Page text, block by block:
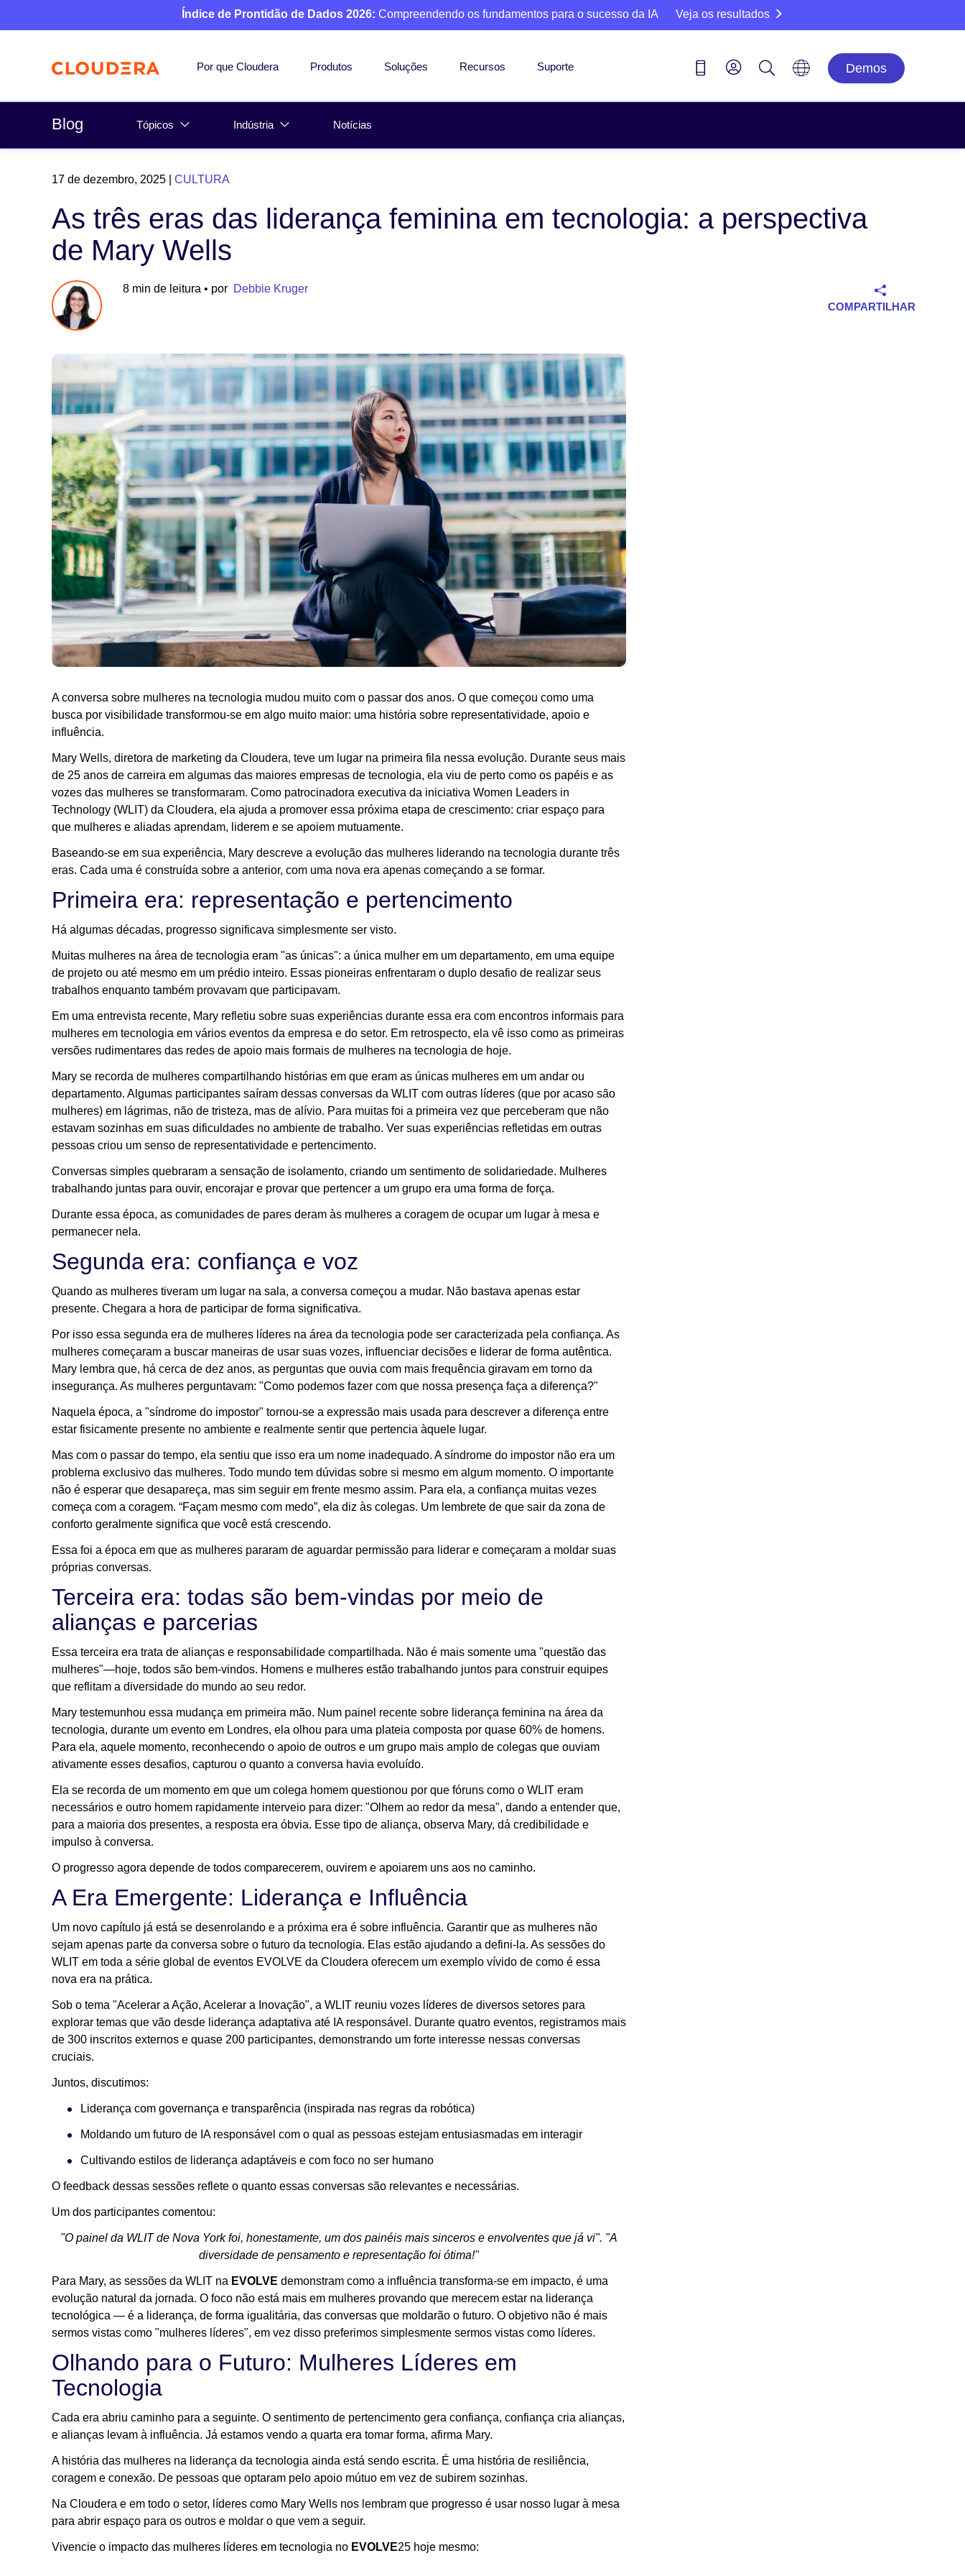
Índice de Prontidão de Dados 2026: Compreendendo os fundamentos para o sucesso da IA Veja os resultados
Por que Cloudera Produtos Soluções Recursos Suporte Demos
Blog Tópicos Indústria Notícias
17 de dezembro, 2025 CULTURA
As três eras das liderança feminina em tecnologia: a perspectiva
de Mary Wells
8 min de leitura • por Debbie Kruger
COMPARTILHAR
A conversa sobre mulheres na tecnologia mudou muito com o passar dos anos. O que começou como uma
busca por visibilidade transformou-se em algo muito maior: uma história sobre representatividade, apoio e
influência.
Mary Wells, diretora de marketing da Cloudera, teve um lugar na primeira fila nessa evolução. Durante seus mais
de 25 anos de carreira em algumas das maiores empresas de tecnologia, ela viu de perto como os papéis e as
vozes das mulheres se transformaram. Como patrocinadora executiva da iniciativa Women Leaders in
Technology (WLIT) da Cloudera, ela ajuda a promover essa próxima etapa de crescimento: criar espaço para
que mulheres e aliadas aprendam, liderem e se apoiem mutuamente.
Baseando-se em sua experiência, Mary descreve a evolução das mulheres liderando na tecnologia durante três
eras. Cada uma é construída sobre a anterior, com uma nova era apenas começando a se formar.
Primeira era: representação e pertencimento
Há algumas décadas, progresso significava simplesmente ser visto.
Muitas mulheres na área de tecnologia eram "as únicas": a única mulher em um departamento, em uma equipe
de projeto ou até mesmo em um prédio inteiro. Essas pioneiras enfrentaram o duplo desafio de realizar seus
trabalhos enquanto também provavam que participavam.
Em uma entrevista recente, Mary refletiu sobre suas experiências durante essa era com encontros informais para
mulheres em tecnologia em vários eventos da empresa e do setor. Em retrospecto, ela vê isso como as primeiras
versões rudimentares das redes de apoio mais formais de mulheres na tecnologia de hoje.
Mary se recorda de mulheres compartilhando histórias em que eram as únicas mulheres em um andar ou
departamento. Algumas participantes saíram dessas conversas da WLIT com outras líderes (que por acaso são
mulheres) em lágrimas, não de tristeza, mas de alívio. Para muitas foi a primeira vez que perceberam que não
estavam sozinhas em suas dificuldades no ambiente de trabalho. Ver suas experiências refletidas em outras
pessoas criou um senso de representatividade e pertencimento.
Conversas simples quebraram a sensação de isolamento, criando um sentimento de solidariedade. Mulheres
trabalhando juntas para ouvir, encorajar e provar que pertencer a um grupo era uma forma de força.
Durante essa época, as comunidades de pares deram às mulheres a coragem de ocupar um lugar à mesa e
permanecer nela.
Segunda era: confiança e voz
Quando as mulheres tiveram um lugar na sala, a conversa começou a mudar. Não bastava apenas estar
presente. Chegara a hora de participar de forma significativa.
Por isso essa segunda era de mulheres líderes na área da tecnologia pode ser caracterizada pela confiança. As
mulheres começaram a buscar maneiras de usar suas vozes, influenciar decisões e liderar de forma autêntica.
Mary lembra que, há cerca de dez anos, as perguntas que ouvia com mais frequência giravam em torno da
insegurança. As mulheres perguntavam: "Como podemos fazer com que nossa presença faça a diferença?"
Naquela época, a "síndrome do impostor" tornou-se a expressão mais usada para descrever a diferença entre
estar fisicamente presente no ambiente e realmente sentir que pertencia àquele lugar.
Mas com o passar do tempo, ela sentiu que isso era um nome inadequado. A síndrome do impostor não era um
problema exclusivo das mulheres. Todo mundo tem dúvidas sobre si mesmo em algum momento. O importante
não é esperar que desapareça, mas sim seguir em frente mesmo assim. Para ela, a confiança muitas vezes
começa com a coragem. “Façam mesmo com medo”, ela diz às colegas. Um lembrete de que sair da zona de
conforto geralmente significa que você está crescendo.
Essa foi a época em que as mulheres pararam de aguardar permissão para liderar e começaram a moldar suas
próprias conversas.
Terceira era: todas são bem-vindas por meio de
alianças e parcerias
Essa terceira era trata de alianças e responsabilidade compartilhada. Não é mais somente uma "questão das
mulheres"—hoje, todos são bem-vindos. Homens e mulheres estão trabalhando juntos para construir equipes
que reflitam a diversidade do mundo ao seu redor.
Mary testemunhou essa mudança em primeira mão. Num painel recente sobre liderança feminina na área da
tecnologia, durante um evento em Londres, ela olhou para uma plateia composta por quase 60% de homens.
Para ela, aquele momento, reconhecendo o apoio de outros e um grupo mais amplo de colegas que ouviam
ativamente esses desafios, capturou o quanto a conversa havia evoluído.
Ela se recorda de um momento em que um colega homem questionou por que fóruns como o WLIT eram
necessários e outro homem rapidamente interveio para dizer: "Olhem ao redor da mesa", dando a entender que,
para a maioria dos presentes, a resposta era óbvia. Esse tipo de aliança, observa Mary, dá credibilidade e
impulso à conversa.
O progresso agora depende de todos comparecerem, ouvirem e apoiarem uns aos no caminho.
A Era Emergente: Liderança e Influência
Um novo capítulo já está se desenrolando e a próxima era é sobre influência. Garantir que as mulheres não
sejam apenas parte da conversa sobre o futuro da tecnologia. Elas estão ajudando a defini-la. As sessões do
WLIT em toda a série global de eventos EVOLVE da Cloudera oferecem um exemplo vívido de como é essa
nova era na prática.
Sob o tema "Acelerar a Ação, Acelerar a Inovação", a WLIT reuniu vozes líderes de diversos setores para
explorar temas que vão desde liderança adaptativa até IA responsável. Durante quatro eventos, registramos mais
de 300 inscritos externos e quase 200 participantes, demonstrando um forte interesse nessas conversas
cruciais.
Juntos, discutimos:
Liderança com governança e transparência (inspirada nas regras da robótica)
Moldando um futuro de IA responsável com o qual as pessoas estejam entusiasmadas em interagir
Cultivando estilos de liderança adaptáveis e com foco no ser humano
O feedback dessas sessões reflete o quanto essas conversas são relevantes e necessárias.
Um dos participantes comentou:
"O painel da WLIT de Nova York foi, honestamente, um dos painéis mais sinceros e envolventes que já vi". "A
diversidade de pensamento e representação foi ótima!"
Para Mary, as sessões da WLIT na EVOLVE demonstram como a influência transforma-se em impacto, é uma
evolução natural da jornada. O foco não está mais em mulheres provando que merecem estar na liderança
tecnológica — é a liderança, de forma igualitária, das conversas que moldarão o futuro. O objetivo não é mais
sermos vistas como "mulheres líderes", em vez disso preferimos simplesmente sermos vistas como líderes.
Olhando para o Futuro: Mulheres Líderes em
Tecnologia
Cada era abriu caminho para a seguinte. O sentimento de pertencimento gera confiança, confiança cria alianças,
e alianças levam à influência. Já estamos vendo a quarta era tomar forma, afirma Mary.
A história das mulheres na liderança da tecnologia ainda está sendo escrita. É uma história de resiliência,
coragem e conexão. De pessoas que optaram pelo apoio mútuo em vez de subirem sozinhas.
Na Cloudera e em todo o setor, líderes como Mary Wells nos lembram que progresso é usar nosso lugar à mesa
para abrir espaço para os outros e moldar o que vem a seguir.
Vivencie o impacto das mulheres líderes em tecnologia no EVOLVE25 hoje mesmo: